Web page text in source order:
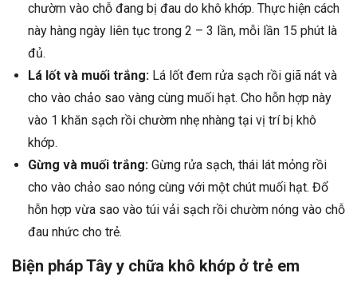
chườm vào chỗ đang bị đau do khô khớp. Thực hiện cách
này hàng ngày liên tục trong 2 – 3 lần, mỗi lần 15 phút là
đủ.
Lá lốt và muối trắng: Lá lốt đem rửa sạch rồi giã nát và
cho vào chảo sao vàng cùng muối hạt. Cho hỗn hợp này
vào 1 khăn sạch rồi chườm nhẹ nhàng tại vị trí bị khô
khớp.
Gừng và muối trắng: Gừng rửa sạch, thái lát mỏng rồi
cho vào chảo sao nóng cùng với một chút muối hạt. Đổ
hỗn hợp vừa sao vào túi vải sạch rồi chườm nóng vào chỗ
đau nhức cho trẻ.
Biện pháp Tây y chữa khô khớp ở trẻ em